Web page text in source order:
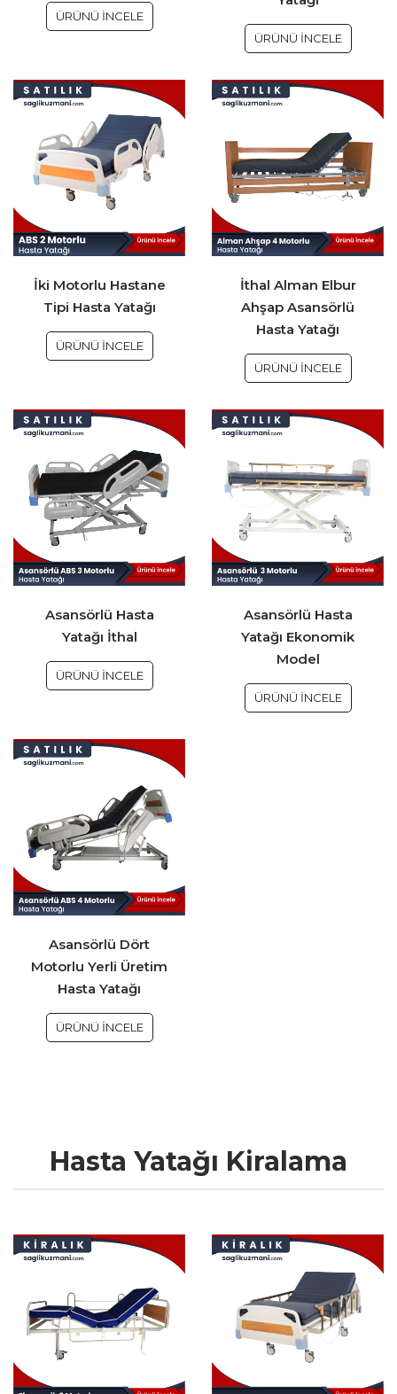
ÜRÜNÜ İNCELE
ÜRÜNÜ İNCELE
İki Motorlu Hastane
Tipi Hasta Yatağı
ÜRÜNÜ İNCELE
İthal Alman Elbur
Ahşap Asansörlü
Hasta Yatağı
ÜRÜNÜ İNCELE
Asansörlü Hasta
Yatağı İthal
ÜRÜNÜ İNCELE
Asansörlü Hasta
Yatağı Ekonomik
Model
ÜRÜNÜ İNCELE
Asansörlü Dört
Motorlu Yerli Üretim
Hasta Yatağı
ÜRÜNÜ İNCELE
Hasta Yatağı Kiralama